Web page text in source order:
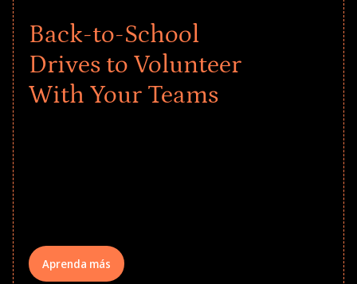
Back-to-School
Drives to Volunteer
With Your Teams
Aprenda más